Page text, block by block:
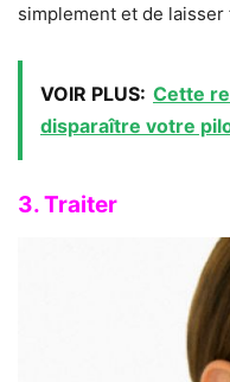
simplement et de laisser
VOIR PLUS: Cette
disparaître votre
3. Traiter